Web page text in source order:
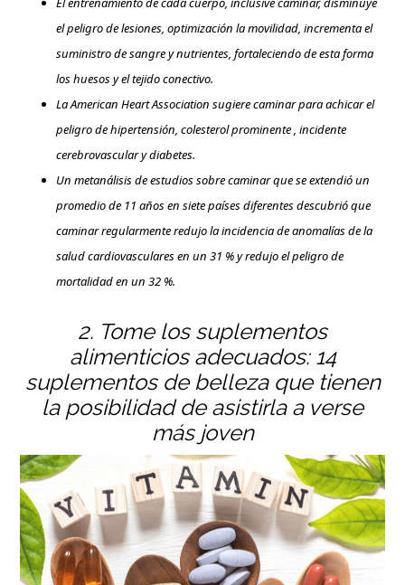
el peligro de lesiones, optimización la movilidad, incrementa el
suministro de sangre y nutrientes, fortaleciendo de esta forma
los huesos y el tejido conectivo.
La American Heart Association sugiere caminar para achicar el
peligro de hipertensión, colesterol prominente , incidente
cerebrovascular y diabetes.
Un metanálisis de estudios sobre caminar que se extendió un
promedio de 11 años en siete países diferentes descubrió que
caminar regularmente redujo la incidencia de anomalías de la
salud cardiovasculares en un 31 % y redujo el peligro de
mortalidad en un 32 %.
2. Tome los suplementos
alimenticios adecuados: 14
suplementos de belleza que tienen
la posibilidad de asistirla a verse
más joven